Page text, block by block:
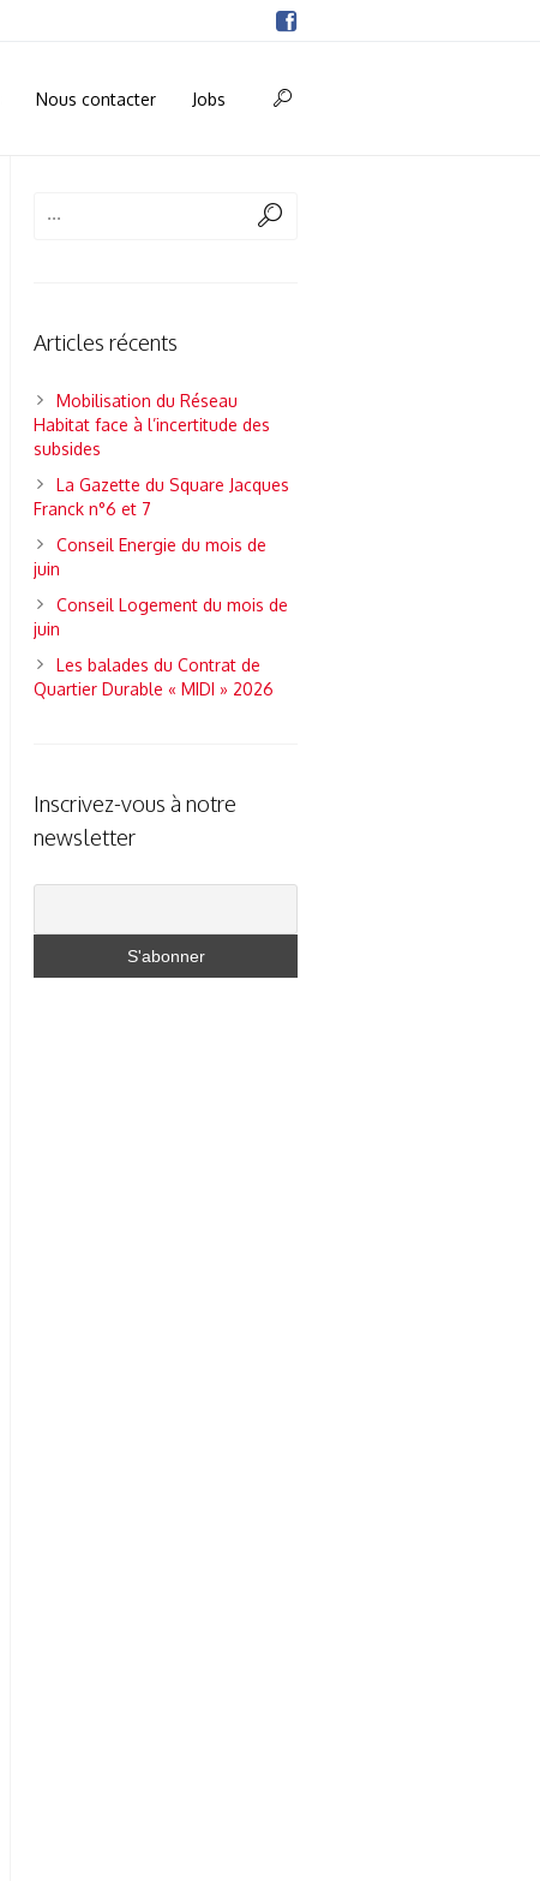
Nous contacter Jobs
Articles récents
Mobilisation du Réseau
Habitat face à l’incertitude des
subsides
La Gazette du Square Jacques
Franck n°6 et 7
Conseil Energie du mois de
juin
Conseil Logement du mois de
juin
Les balades du Contrat de
Quartier Durable « MIDI » 2026
Inscrivez-vous à notre
newsletter